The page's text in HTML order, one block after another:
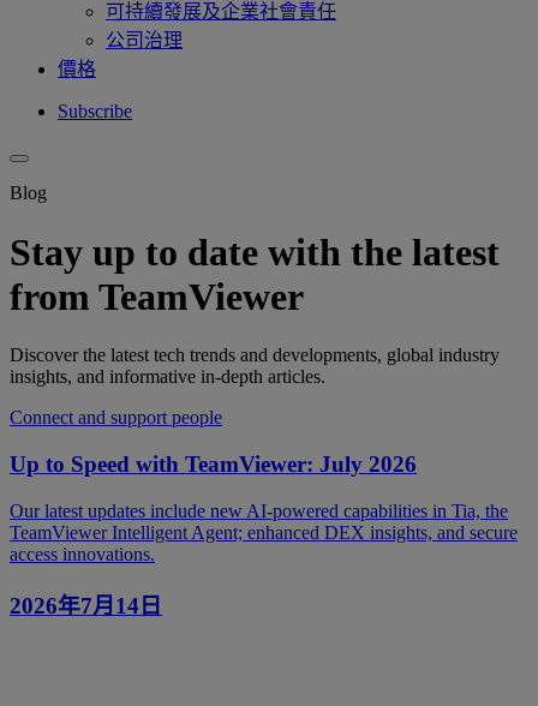
可持續發展及企業社會責任
公司治理
價格
Subscribe
Blog
Stay up to date with the latest
from TeamViewer
Discover the latest tech trends and developments, global industry
insights, and informative in-depth articles.
Connect and support people
Up to Speed with TeamViewer: July 2026
Our latest updates include new AI-powered capabilities in Tia, the
TeamViewer Intelligent Agent; enhanced DEX insights, and secure
access innovations.
2026年7月14日